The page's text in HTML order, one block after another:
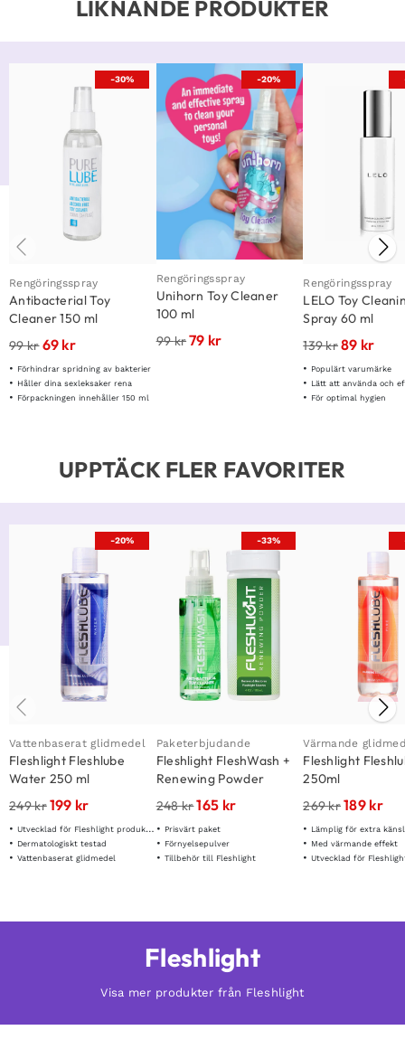
LIKNANDE PRODUKTER
-30%
Rengöringsspray
Antibacterial Toy
Cleaner 150 ml
99kr69 kr
Förhindrar spridning av bakterier
Håller dina sexleksaker rena
Förpackningen innehåller 150 ml
-20%
Rengöringsspray
Unihorn Toy Cleaner
100 ml
99kr79 kr
Rengöringsspray
LELO Toy
Spray 60 ml
139kr89 kr
Populärt varumärke
Lätt att använda och
För optimal hygien
UPPTÄCK FLER FAVORITER
-20%
Vattenbaserat glidmedel
Fleshlight Fleshlube
Water 250 ml
249kr199 kr
Utvecklad för Fleshlight produkter
Dermatologiskt testad
Vattenbaserat glidmedel
-33%
Paketerbjudande
Fleshlight FleshWash +
Renewing Powder
248kr165 kr
Prisvärt paket
Förnyelsepulver
Tillbehör till Fleshlight
Värmande
Fleshlight
250ml
269kr189 kr
Lämplig för extra
Med värmande effekt
Utvecklad för Fleshlight
Fleshlight
Visa mer produkter från Fleshlight